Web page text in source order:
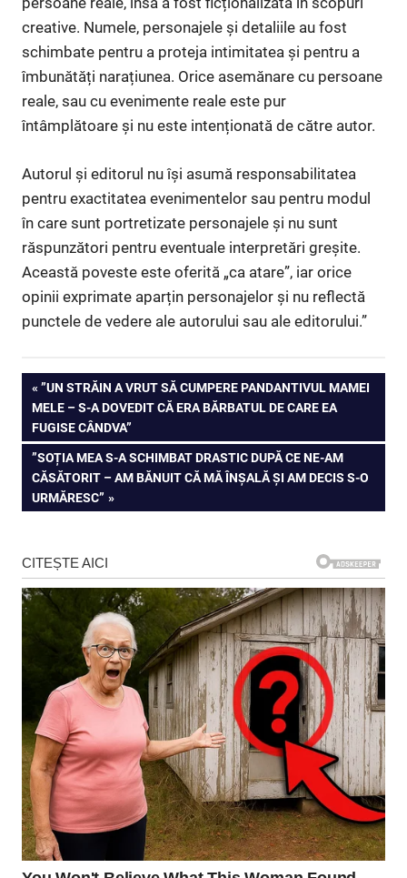
creative. Numele, personajele și detaliile au fost
schimbate pentru a proteja intimitatea și pentru a
îmbunătăți narațiunea. Orice asemănare cu persoane
reale, sau cu evenimente reale este pur
întâmplătoare și nu este intenționată de către autor.
Autorul și editorul nu își asumă responsabilitatea
pentru exactitatea evenimentelor sau pentru modul
în care sunt portretizate personajele și nu sunt
răspunzători pentru eventuale interpretări greșite.
Această poveste este oferită „ca atare”, iar orice
opinii exprimate aparțin personajelor și nu reflectă
punctele de vedere ale autorului sau ale editorului.”
Navigare
în
articole
PREVIOUS
POST:
”UN STRĂIN A VRUT SĂ CUMPERE PANDANTIVUL MAMEI
MELE – S-A DOVEDIT CĂ ERA BĂRBATUL DE CARE EA
FUGISE CÂNDVA”
NEXT
POST:
”SOȚIA MEA S-A SCHIMBAT DRASTIC DUPĂ CE NE-AM
CĂSĂTORIT – AM BĂNUIT CĂ MĂ ÎNȘALĂ ȘI AM DECIS S-O
URMĂRESC”